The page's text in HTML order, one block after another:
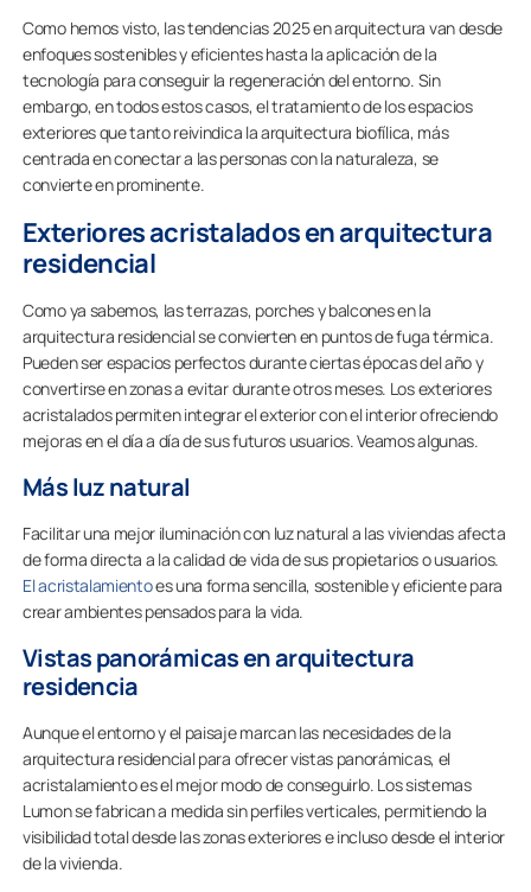
Como hemos visto, las tendencias 2025 en arquitectura van desde
enfoques sostenibles y eficientes hasta la aplicación de la
tecnología para conseguir la regeneración del entorno. Sin
embargo, en todos estos casos, el tratamiento de los espacios
exteriores que tanto reivindica la arquitectura biofílica, más
centrada en conectar a las personas con la naturaleza, se
convierte en prominente.
Exteriores acristalados en arquitectura
residencial
Como ya sabemos, las terrazas, porches y balcones en la
arquitectura residencial se convierten en puntos de fuga térmica.
Pueden ser espacios perfectos durante ciertas épocas del año y
convertirse en zonas a evitar durante otros meses. Los exteriores
acristalados permiten integrar el exterior con el interior ofreciendo
mejoras en el día a día de sus futuros usuarios. Veamos algunas.
Más luz natural
Facilitar una mejor iluminación con luz natural a las viviendas afecta
de forma directa a la calidad de vida de sus propietarios o usuarios.
El acristalamientoes una forma sencilla, sostenible y eficiente para
crear ambientes pensados para la vida.
Vistas panorámicas en arquitectura
residencia
Aunque el entorno y el paisaje marcan las necesidades de la
arquitectura residencial para ofrecer vistas panorámicas, el
acristalamiento es el mejor modo de conseguirlo. Los sistemas
Lumon se fabrican a medida sin perfiles verticales, permitiendo la
visibilidad total desde las zonas exteriores e incluso desde el interior
de la vivienda.